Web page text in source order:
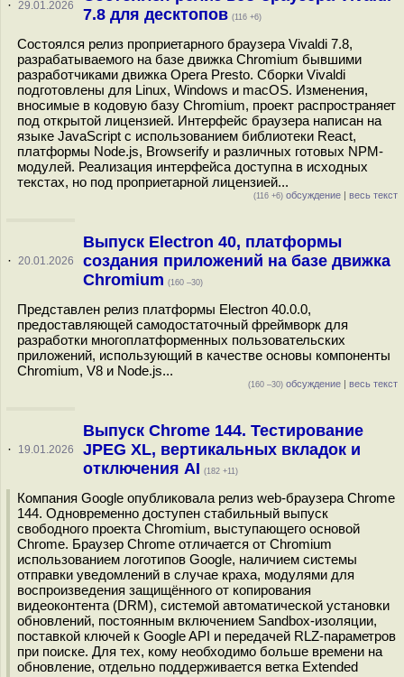
· 29.01.2026
7.8 для десктопов (116 +6)
Состоялся релиз проприетарного браузера Vivaldi 7.8,
разрабатываемого на базе движка Chromium бывшими
разработчиками движка Opera Presto. Сборки Vivaldi
подготовлены для Linux, Windows и macOS. Изменения,
вносимые в кодовую базу Chromium, проект распространяет
под открытой лицензией. Интерфейс браузера написан на
языке JavaScript с использованием библиотеки React,
платформы Node.js, Browserify и различных готовых NPM-
модулей. Реализация интерфейса доступна в исходных
текстах, но под проприетарной лицензией...
(116 +6) обсуждение | весь текст
· 20.01.2026
Выпуск Electron 40, платформы
создания приложений на базе движка
Chromium (160 –30)
Представлен релиз платформы Electron 40.0.0,
предоставляющей самодостаточный фреймворк для
разработки многоплатформенных пользовательских
приложений, использующий в качестве основы компоненты
Chromium, V8 и Node.js...
(160 –30) обсуждение | весь текст
· 19.01.2026
Выпуск Chrome 144. Тестирование
JPEG XL, вертикальных вкладок и
отключения AI (182 +11)
Компания Google опубликовала релиз web-браузера Chrome
144. Одновременно доступен стабильный выпуск
свободного проекта Chromium, выступающего основой
Chrome. Браузер Chrome отличается от Chromium
использованием логотипов Google, наличием системы
отправки уведомлений в случае краха, модулями для
воспроизведения защищённого от копирования
видеоконтента (DRM), системой автоматической установки
обновлений, постоянным включением Sandbox-изоляции,
поставкой ключей к Google API и передачей RLZ-параметров
при поиске. Для тех, кому необходимо больше времени на
обновление, отдельно поддерживается ветка Extended